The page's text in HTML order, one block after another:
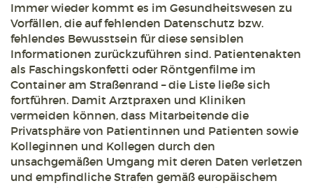
Immer wieder kommt es im Gesundheitswesen zu
Vorfällen, die auf fehlenden Datenschutz bzw.
fehlendes Bewusstsein für diese sensiblen
Informationen zurückzuführen sind. Patientenakten
als Faschingskonfetti oder Röntgenfilme im
Container am Straßenrand – die Liste ließe sich
fortführen. Damit Arztpraxen und Kliniken
vermeiden können, dass Mitarbeitende die
Privatsphäre von Patientinnen und Patienten sowie
Kolleginnen und Kollegen durch den
unsachgemäßen Umgang mit deren Daten verletzen
und empfindliche Strafen gemäß europäischem